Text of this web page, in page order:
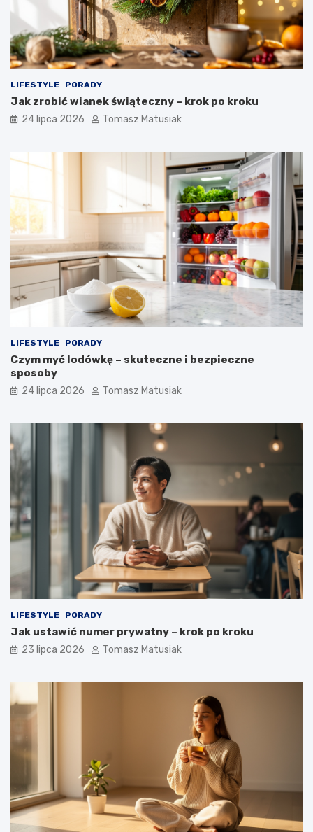
LIFESTYLE PORADY
Jak zrobić wianek świąteczny – krok po kroku
24 lipca 2026 Tomasz Matusiak
LIFESTYLE PORADY
Czym myć lodówkę – skuteczne i bezpieczne
sposoby
24 lipca 2026 Tomasz Matusiak
LIFESTYLE PORADY
Jak ustawić numer prywatny – krok po kroku
23 lipca 2026 Tomasz Matusiak